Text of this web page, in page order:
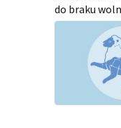
do braku